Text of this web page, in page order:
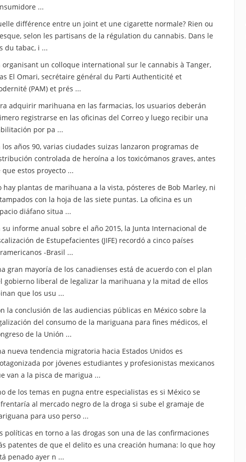
...
différence entre un joint et une cigarette normale? Rien ou
selon les partisans de la régulation du cannabis. Dans le
du tabac, i ...
organisant un colloque international sur le cannabis à Tanger,
El Omari, secrétaire général du Parti Authenticité et
(PAM) et prés ...
adquirir marihuana en las farmacias, los usuarios deberán
registrarse en las oficinas del Correo y luego recibir una
por pa ...
los años 90, varias ciudades suizas lanzaron programas de
controlada de heroína a los toxicómanos graves, antes
que estos proyecto ...
hay plantas de marihuana a la vista, pósteres de Bob Marley, ni
con la hoja de las siete puntas. La oficina es un
diáfano situa ...
su informe anual sobre el año 2015, la Junta Internacional de
de Estupefacientes (JIFE) recordó a cinco países
-Brasil ...
gran mayoría de los canadienses está de acuerdo con el plan
gobierno liberal de legalizar la marihuana y la mitad de ellos
que los usu ...
la conclusión de las audiencias públicas en México sobre la
del consumo de la mariguana para fines médicos, el
de la Unión ...
nueva tendencia migratoria hacia Estados Unidos es
por jóvenes estudiantes y profesionistas mexicanos
van a la pisca de marigua ...
de los temas en pugna entre especialistas es si México se
al mercado negro de la droga si sube el gramaje de
para uso perso ...
políticas en torno a las drogas son una de las confirmaciones
patentes de que el delito es una creación humana: lo que hoy
penado ayer n ...